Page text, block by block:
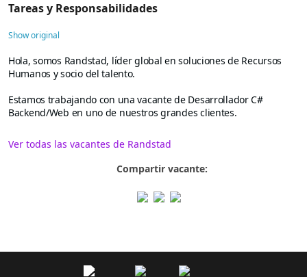
Tareas y Responsabilidades
Show original
Hola, somos Randstad, líder global en soluciones de Recursos
Humanos y socio del talento.
Estamos trabajando con una vacante de Desarrollador C#
Backend/Web en uno de nuestros grandes clientes.
Ver todas las vacantes de Randstad
Compartir vacante: